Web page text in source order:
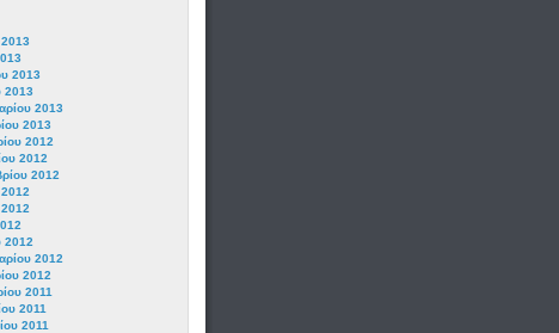
2013
2013
2013
2013
2013
2012
2012
2012
2012
2012
2012
2012
2012
2011
2011
2011